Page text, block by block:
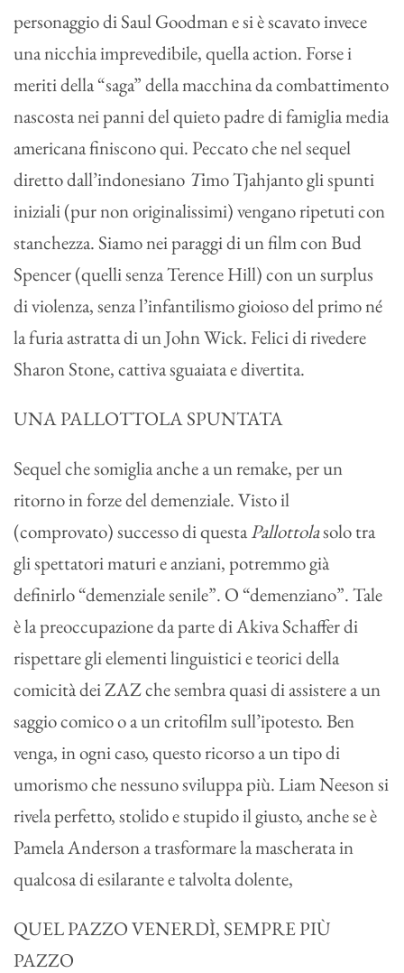
personaggio di Saul Goodman e si è scavato invece
una nicchia imprevedibile, quella action. Forse i
meriti della “saga” della macchina da combattimento
nascosta nei panni del quieto padre di famiglia media
americana finiscono qui. Peccato che nel sequel
diretto dall’indonesiano Timo Tjahjanto gli spunti
iniziali (pur non originalissimi) vengano ripetuti con
stanchezza. Siamo nei paraggi di un film con Bud
Spencer (quelli senza Terence Hill) con un surplus
di violenza, senza l’infantilismo gioioso del primo né
la furia astratta di un John Wick. Felici di rivedere
Sharon Stone, cattiva sguaiata e divertita.
UNA PALLOTTOLA SPUNTATA
Sequel che somiglia anche a un remake, per un
ritorno in forze del demenziale. Visto il
(comprovato) successo di questaPallottolasolo tra
gli spettatori maturi e anziani, potremmo già
definirlo “demenziale senile”. O “demenziano”. Tale
è la preoccupazione da parte di Akiva Schaffer di
rispettare gli elementi linguistici e teorici della
comicità dei ZAZ che sembra quasi di assistere a un
saggio comico o a un critofilm sull’ipotesto. Ben
venga, in ogni caso, questo ricorso a un tipo di
umorismo che nessuno sviluppa più. Liam Neeson si
rivela perfetto, stolido e stupido il giusto, anche se è
Pamela Anderson a trasformare la mascherata in
qualcosa di esilarante e talvolta dolente,
QUEL PAZZO VENERDÌ, SEMPRE PIÙ
PAZZO